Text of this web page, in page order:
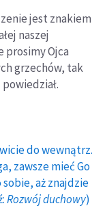
jest znakiem
naszej
Ojca
grzechów, tak
do wewnątrz.
zawsze mieć Go
aż znajdzie
Rozwój duchowy)